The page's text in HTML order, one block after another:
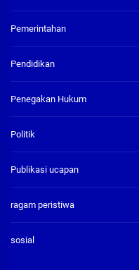
Pemerintahan
Pendidikan
Penegakan Hukum
Politik
Publikasi ucapan
ragam peristiwa
sosial